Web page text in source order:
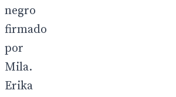
negro
firmado
por
Mila.
Erika